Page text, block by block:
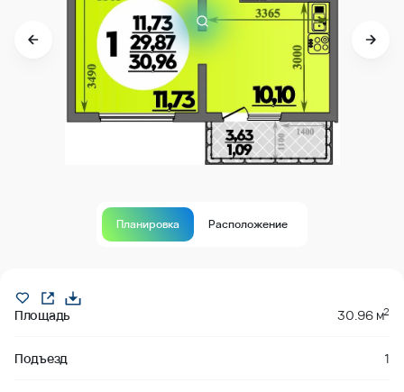
Планировка Расположение
Площадь 30.96 м2
Подъезд 1